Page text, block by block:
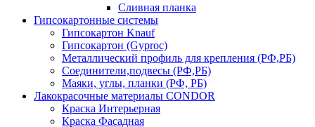
Сливная планка
Гипсокартонные системы
Гипсокартон Knauf
Гипсокартон (Gyproc)
Металлический профиль для крепления (РФ,РБ)
Соединители,подвесы (РФ,РБ)
Маяки, углы, планки (РФ, РБ)
Лакокрасочные материалы CONDOR
Краска Интерьерная
Краска Фасадная